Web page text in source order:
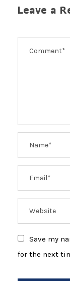
Leave a
Save my
for the next